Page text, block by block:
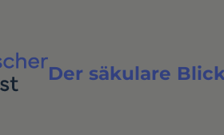
Der säkulare